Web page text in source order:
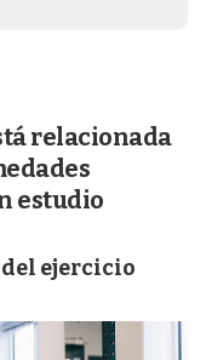
relacionada
estudio
del ejercicio